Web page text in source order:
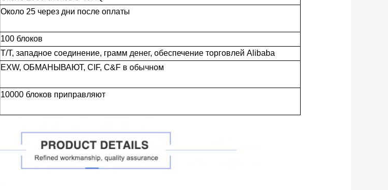
Около 25 через дни после оплаты
100 блоков
T/T, западное соединение, грамм денег, обеспечение торговлей Alibaba
EXW, ОБМАНЫВАЮТ, CIF, C&F в обычном
10000 блоков приправляют